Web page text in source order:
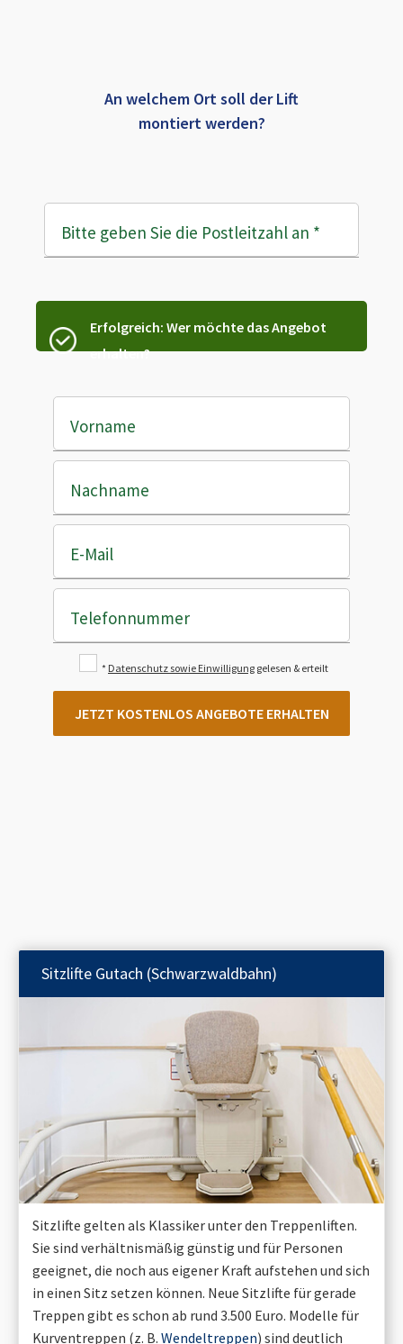
An welchem Ort soll der Lift
montiert werden?
Bitte geben Sie die Postleitzahl an *
Erfolgreich: Wer möchte das Angebot
erhalten?
Vorname
Nachname
E-Mail
Telefonnummer
* Datenschutz sowie Einwilligung gelesen & erteilt
JETZT KOSTENLOS ANGEBOTE ERHALTEN
Sitzlifte Gutach (Schwarzwaldbahn)
Sitzlifte gelten als Klassiker unter den Treppenliften.
Sie sind verhältnismäßig günstig und für Personen
geeignet, die noch aus eigener Kraft aufstehen und sich
in einen Sitz setzen können. Neue Sitzlifte für gerade
Treppen gibt es schon ab rund 3.500 Euro. Modelle für
Kurventreppen (z. B. Wendeltreppen) sind deutlich